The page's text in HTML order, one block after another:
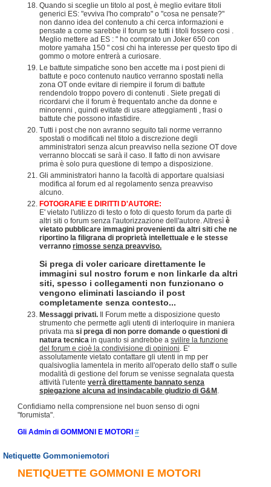
Quando si sceglie un titolo al post, è meglio evitare titoli
generici ES: "evviva l'ho comprato" o "cosa ne pensate?"
non danno idea del contenuto a chi cerca informazioni e
pensate a come sarebbe il forum se tutti i titoli fossero cosi .
Meglio mettere ad ES : " ho comprato un Joker 650 con
motore yamaha 150 " cosi chi ha interesse per questo tipo di
gommo o motore entrerà a curiosare.
Le battute simpatiche sono ben accette ma i post pieni di
battute e poco contenuto nautico verranno spostati nella
zona OT onde evitare di riempire il forum di battute
rendendolo troppo povero di contenuti . Siete pregati di
ricordarvi che il forum è frequentato anche da donne e
minorenni , quindi evitate di usare atteggiamenti , frasi o
battute che possono infastidire.
Tutti i post che non avranno seguito tali norme verranno
spostati o modificati nel titolo a discrezione degli
amministratori senza alcun preavviso nella sezione OT dove
verranno bloccati se sarà il caso. Il fatto di non avvisare
prima è solo pura questione di tempo a disposizione.
Gli amministratori hanno la facoltà di apportare qualsiasi
modifica al forum ed al regolamento senza preavviso
alcuno.
FOTOGRAFIE E DIRITTI D'AUTORE:
E' vietato l'utilizzo di testo o foto di questo forum da parte di
altri siti o forum senza l'autorizzazione dell'autore. Altresì è
vietato pubblicare immagini provenienti da altri siti che ne
riportino la filigrana di proprietà intellettuale e le stesse
verranno rimosse senza preavviso.
Si prega di voler caricare direttamente le
immagini sul nostro forum e non linkarle da altri
siti, spesso i collegamenti non funzionano o
vengono eliminati lasciando il post
completamente senza contesto...
Messaggi privati. Il Forum mette a disposizione questo
strumento che permette agli utenti di interloquire in maniera
privata ma si prega di non porre domande o questioni di
natura tecnica in quanto si andrebbe a svilire la funzione
del forum e cioè la condivisione di opinioni . E'
assolutamente vietato contattare gli utenti in mp per
qualsivoglia lamentela in merito all'operato dello staff o sulle
modalità di gestione del forum se venisse segnalata questa
attività l'utente verrà direttamente bannato senza
spiegazione alcuna ad insindacabile giudizio di G&M
Confidiamo nella comprensione nel buon senso di ogni
"forumista".
Gli Admin di GOMMONI E MOTORI #
Netiquette Gommoniemotori
NETIQUETTE GOMMONI E MOTORI